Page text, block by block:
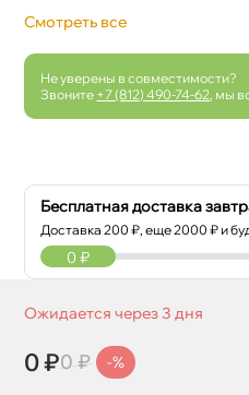
Смотреть все
Не уверены в совместимости?
Звоните +7 (812) 490-74-62 , мы
Бесплатная доставка
Доставка200 ₽, еще2000 ₽ и
0 ₽
Ожидается через 3 дня
0 ₽0 ₽ -%